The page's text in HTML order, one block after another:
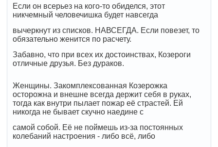
Если он всерьез на кого-то обиделся, этот
никчемный человечишка будет навсегда
вычеркнут из списков. НАВСЕГДА. Если повезет, то
обязательно женится по расчету.
Забавно, что при всех их достоинствах, Козероги
отличные друзья. Без дураков.
Женщины. Закомплексованная Козерожка
осторожна и внешне всегда держит себя в руках,
тогда как внутри пылает пожар её страстей. Ей
никогда не бывает скучно наедине с
самой собой. Её не поймешь из-за постоянных
колебаний настроения - либо всё, либо